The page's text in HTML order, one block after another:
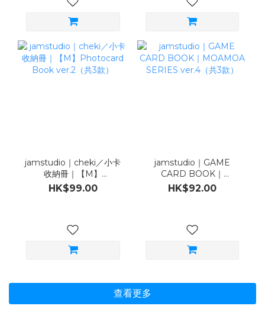
jamstudio｜cheki／小卡
收納冊｜【M】
Photocard Book
ver.2（共3款）
HK$99.00
jamstudio｜GAME
CARD BOOK｜
MOAMOA SERIES
ver.4（共3款）
HK$92.00
查看更多